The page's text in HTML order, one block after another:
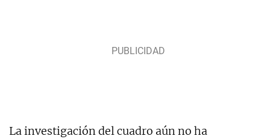
La investigación del cuadro aún no ha